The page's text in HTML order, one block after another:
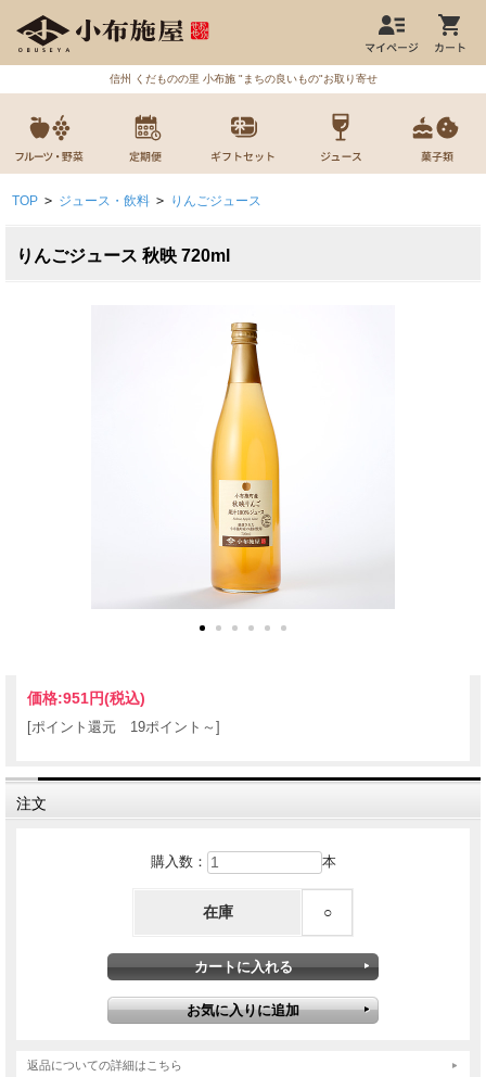
信州 くだものの里 小布施 "まちの良いもの"お取り寄せ
TOP > ジュース・飲料 > りんごジュース
りんごジュース 秋映 720ml
価格:951円(税込)
[ポイント還元 19ポイント～]
注文
購入数： 本
在庫 ○
返品についての詳細はこちら